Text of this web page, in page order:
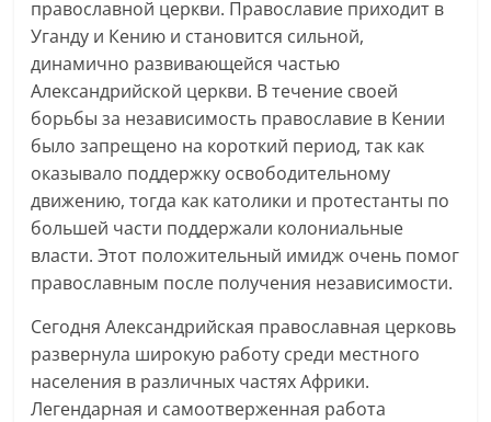
православной церкви. Православие приходит в
Уганду и Кению и становится сильной,
динамично развивающейся частью
Александрийской церкви. В течение своей
борьбы за независимость православие в Кении
было запрещено на короткий период, так как
оказывало поддержку освободительному
движению, тогда как католики и протестанты по
большей части поддержали колониальные
власти. Этот положительный имидж очень помог
православным после получения независимости.
Сегодня Александрийская православная церковь
развернула широкую работу среди местного
населения в различных частях Африки.
Легендарная и самоотверженная работа